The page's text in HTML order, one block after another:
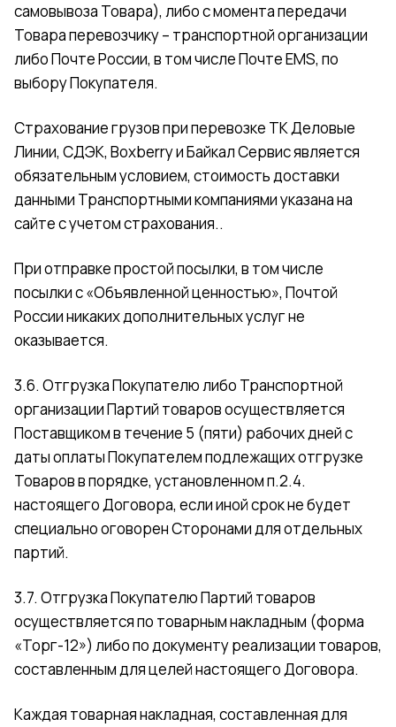
самовывоза Товара), либо с момента передачи
Товара перевозчику – транспортной организации
либо Почте России, в том числе Почте EMS, по
выбору Покупателя.
Страхование грузов при перевозке ТК Деловые
Линии, СДЭК, Boxberry и Байкал Сервис является
обязательным условием, стоимость доставки
данными Транспортными компаниями указана на
сайте с учетом страхования..
При отправке простой посылки, в том числе
посылки с «Объявленной ценностью», Почтой
России никаких дополнительных услуг не
оказывается.
3.6. Отгрузка Покупателю либо Транспортной
организации Партий товаров осуществляется
Поставщиком в течение 5 (пяти) рабочих дней с
даты оплаты Покупателем подлежащих отгрузке
Товаров в порядке, установленном п.2.4.
настоящего Договора, если иной срок не будет
специально оговорен Сторонами для отдельных
партий.
3.7. Отгрузка Покупателю Партий товаров
осуществляется по товарным накладным (форма
«Торг-12») либо по документу реализации товаров,
составленным для целей настоящего Договора.
Каждая товарная накладная, составленная для